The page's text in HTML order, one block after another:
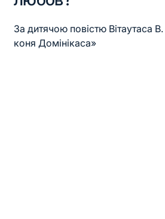
За дитячою повістю Вітаутаса
коня Домінікаса»